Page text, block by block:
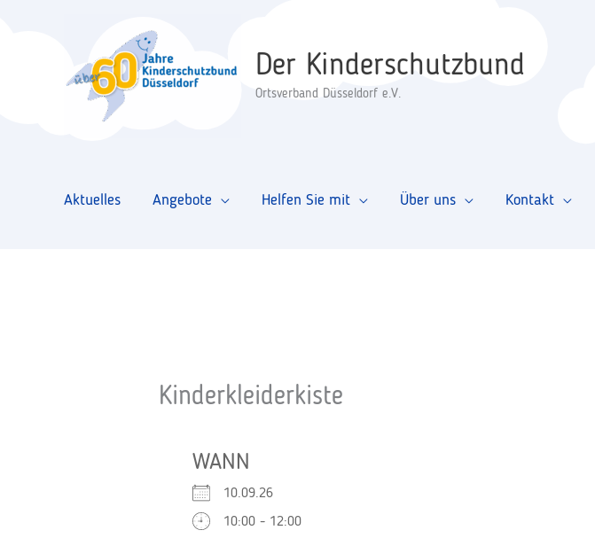
Der Kinderschutzbund
Ortsverband Düsseldorf e.V.
Aktuelles Angebote Helfen Sie mit Über uns Kontakt
Kinderkleiderkiste
WANN
10.09.26
10:00 - 12:00